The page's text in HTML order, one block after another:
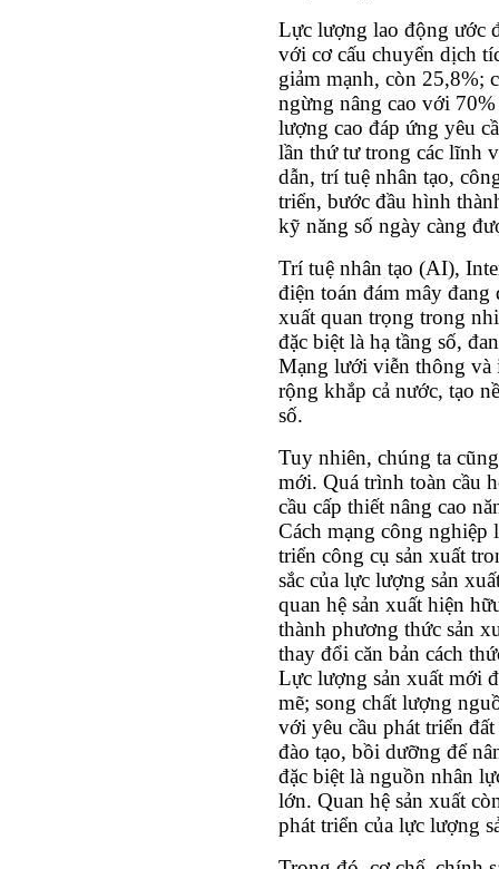
Lực lượng lao động ước
với cơ cấu chuyển dịch
giảm mạnh, còn 25,8%;
ngừng nâng cao với
lượng cao đáp ứng yêu
lần thứ tư trong các lĩnh
dẫn, trí tuệ nhân tạo,
triển, bước đầu hình
kỹ năng số ngày càng
Trí tuệ nhân tạo (AI),
điện toán đám mây
xuất quan trọng trong
đặc biệt là hạ tầng số,
Mạng lưới viễn thông và
rộng khắp cả nước, tạo
số.
Tuy nhiên, chúng ta
mới. Quá trình toàn cầu
cầu cấp thiết nâng cao
Cách mạng công nghiệp
triển công cụ sản xuất
sắc của lực lượng sản
quan hệ sản xuất hiện
thành phương thức sản
thay đổi căn bản cách
Lực lượng sản xuất mới
mẽ; song chất lượng
với yêu cầu phát triển
đào tạo, bồi dưỡng để
đặc biệt là nguồn nhân
lớn. Quan hệ sản xuất
phát triển của lực lượng